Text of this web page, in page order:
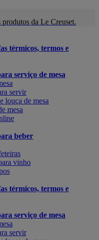
da Le Creuset.
térmicos, termos e
serviço de mesa
servir
louça de mesa
mesa
beber
vinho
térmicos, termos e
serviço de mesa
servir